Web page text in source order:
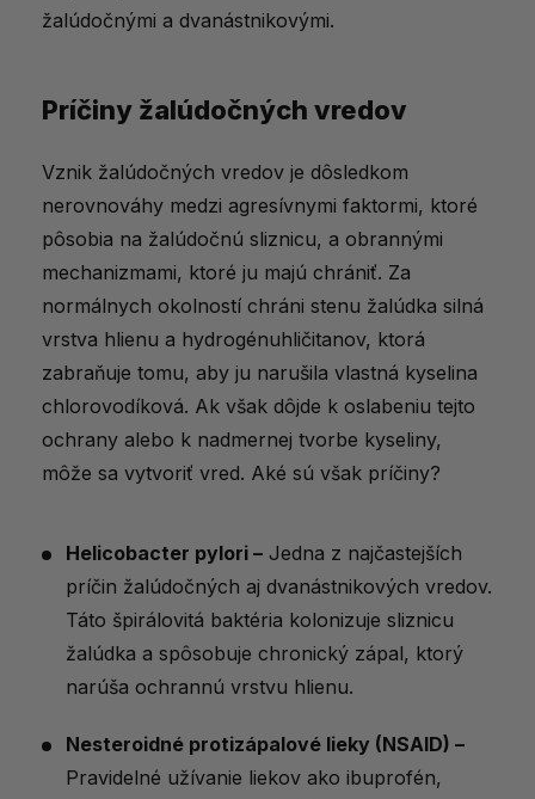
Čo vám na vredy odporučia iné
žalúdočnými a dvanástnikovými.
Príčiny žalúdočných vredov
Vznik žalúdočných vredov je dôsledkom
nerovnováhy medzi agresívnymi faktormi, ktoré
pôsobia na žalúdočnú sliznicu, a obrannými
mechanizmami, ktoré ju majú chrániť. Za
normálnych okolností chráni stenu žalúdka silná
vrstva hlienu a hydrogénuhličitanov, ktorá
zabraňuje tomu, aby ju narušila vlastná kyselina
chlorovodíková. Ak však dôjde k oslabeniu tejto
ochrany alebo k nadmernej tvorbe kyseliny,
môže sa vytvoriť vred. Aké sú však príčiny?
Helicobacter pylori – Jedna z najčastejších
príčin žalúdočných aj dvanástnikových vredov.
Táto špirálovitá baktéria kolonizuje sliznicu
žalúdka a spôsobuje chronický zápal, ktorý
narúša ochrannú vrstvu hlienu.
Nesteroidné protizápalové lieky (NSAID) –
Pravidelné užívanie liekov ako ibuprofén,